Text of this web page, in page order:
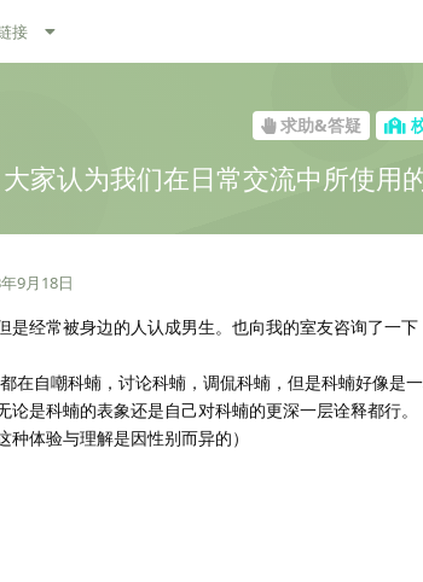
接
求助&答疑
大家认为我们在日常交流中所使用
9月18日
是经常被身边的人认成男生。也向我的室友咨询了一
自嘲科蝻，讨论科蝻，调侃科蝻，但是科蝻好像是
是科蝻的表象还是自己对科蝻的更深一层诠释都行。
种体验与理解是因性别而异的）